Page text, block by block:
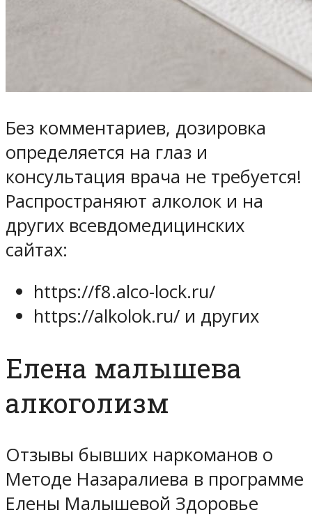
Без комментариев, дозировка
определяется на глаз и
консультация врача не требуется!
Распространяют алколок и на
других всевдомедицинских
сайтах:
https://f8.alco-lock.ru/
https://alkolok.ru/ и других
Елена малышева
алкоголизм
Отзывы бывших наркоманов о
Методе Назаралиева в программе
Елены Малышевой Здоровье